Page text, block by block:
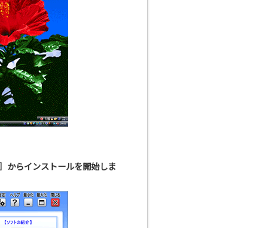
からインストールを開始しま